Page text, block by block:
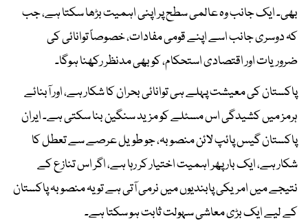
بھی۔ ایک جانب وہ عالمی سطح پر اپنی اہمیت بڑھا سکتا ہے، جب
کہ دوسری جانب اسے اپنے قومی مفادات، خصوصاً توانائی کی
ضروریات اور اقتصادی استحکام، کو بھی مدنظر رکھنا ہوگا۔
پاکستان کی معیشت پہلے ہی توانائی بحران کا شکار ہے، اور آبنائے
ہرمز میں کشیدگی اس مسئلے کو مزید سنگین بنا سکتی ہے۔ ایران
پاکستان گیس پائپ لائن منصوبہ، جو طویل عرصے سے تعطل کا
شکار ہے، ایک بار پھر اہمیت اختیار کر رہا ہے، اگر اس تنازع کے
نتیجے میں امریکی پابندیوں میں نرمی آتی ہے تو یہ منصوبہ پاکستان
کے لیے ایک بڑی معاشی سہولت ثابت ہو سکتا ہے۔